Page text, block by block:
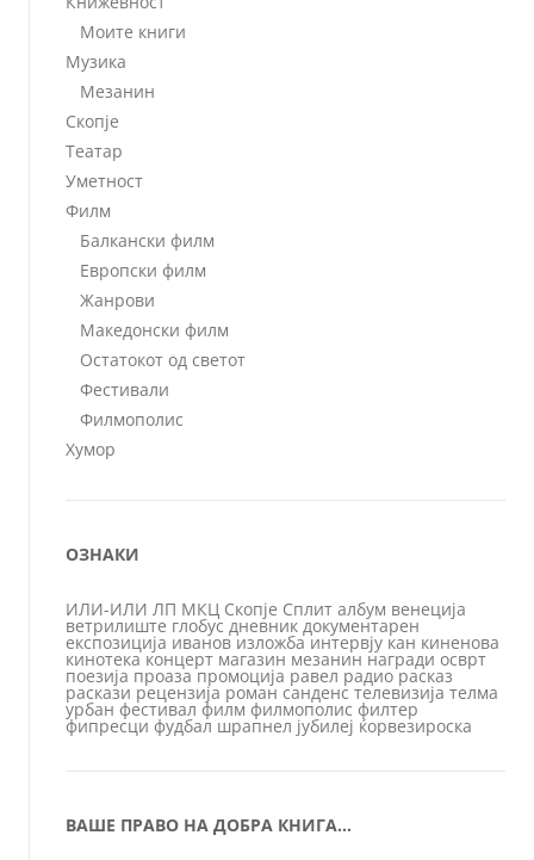
Моите книги
Музика
Мезанин
Скопје
Театар
Уметност
Филм
Балкански филм
Европски филм
Жанрови
Македонски филм
Остатокот од светот
Фестивали
Филмополис
Хумор
ОЗНАКИ
ИЛИ-ИЛИ ЛП МКЦ Скопје Сплит албум венеција
ветрилиште глобус дневник документарен
експозиција иванов изложба интервју кан киненова
кинотека концерт магазин мезанин награди осврт
поезија проаза промоција равел радио расказ
раскази рецензија роман санденс телевизија телма
урбан фестивал филм филмополис филтер
фипресци фудбал шрапнел јубилеј ќорвезироска
ВАШЕ ПРАВО НА ДОБРА КНИГА…